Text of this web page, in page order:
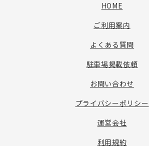
HOME
ご利用案内
よくある質問
駐車場掲載依頼
お問い合わせ
プライバシーポリシー
運営会社
利用規約